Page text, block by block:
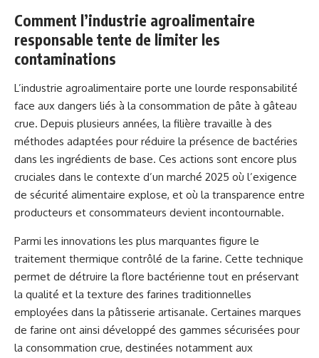
Comment l’industrie agroalimentaire
responsable tente de limiter les
contaminations
L’industrie agroalimentaire porte une lourde responsabilité
face aux dangers liés à la consommation de pâte à gâteau
crue. Depuis plusieurs années, la filière travaille à des
méthodes adaptées pour réduire la présence de bactéries
dans les ingrédients de base. Ces actions sont encore plus
cruciales dans le contexte d’un marché 2025 où l’exigence
de sécurité alimentaire explose, et où la transparence entre
producteurs et consommateurs devient incontournable.
Parmi les innovations les plus marquantes figure le
traitement thermique contrôlé de la farine. Cette technique
permet de détruire la flore bactérienne tout en préservant
la qualité et la texture des farines traditionnelles
employées dans la pâtisserie artisanale. Certaines marques
de farine ont ainsi développé des gammes sécurisées pour
la consommation crue, destinées notamment aux